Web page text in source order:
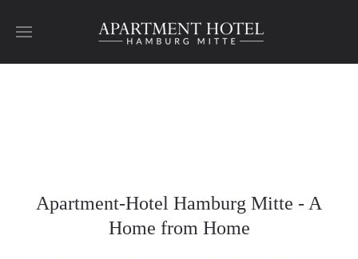
Skip to main content
Apartment-Hotel Hamburg Mitte - A
Home from Home